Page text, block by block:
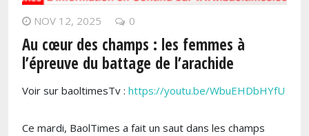
NOV 12, 2025 0
Au cœur des champs : les femmes à
l’épreuve du battage de l’arachide
Voir sur baoltimesTv : https://youtu.be/WbuEHDbHYfU
Ce mardi, BaolTimes a fait un saut dans les champs